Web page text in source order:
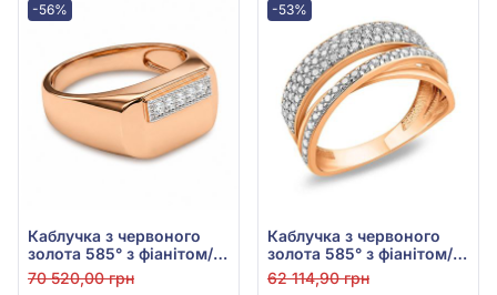
-56%
Каблучка з червоного
золота 585° з фіанітом/
куб.цирконієм, арт.
391086
70 520,00 грн
-53%
Каблучка з червоного
золота 585° з фіанітом/
куб.цирконієм, арт.
140428
62 114,90 грн